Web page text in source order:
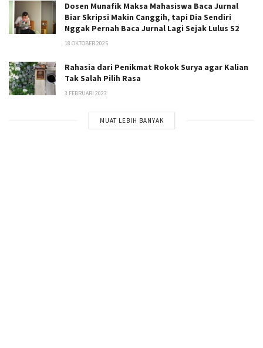
Dosen Munafik Maksa Mahasiswa Baca Jurnal
Biar Skripsi Makin Canggih, tapi Dia Sendiri
Nggak Pernah Baca Jurnal Lagi Sejak Lulus S2
18 OKTOBER 2025
Rahasia dari Penikmat Rokok Surya agar Kalian
Tak Salah Pilih Rasa
3 FEBRUARI 2023
MUAT LEBIH BANYAK